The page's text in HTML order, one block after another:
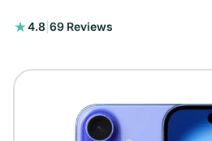
4.8 69 Reviews
69